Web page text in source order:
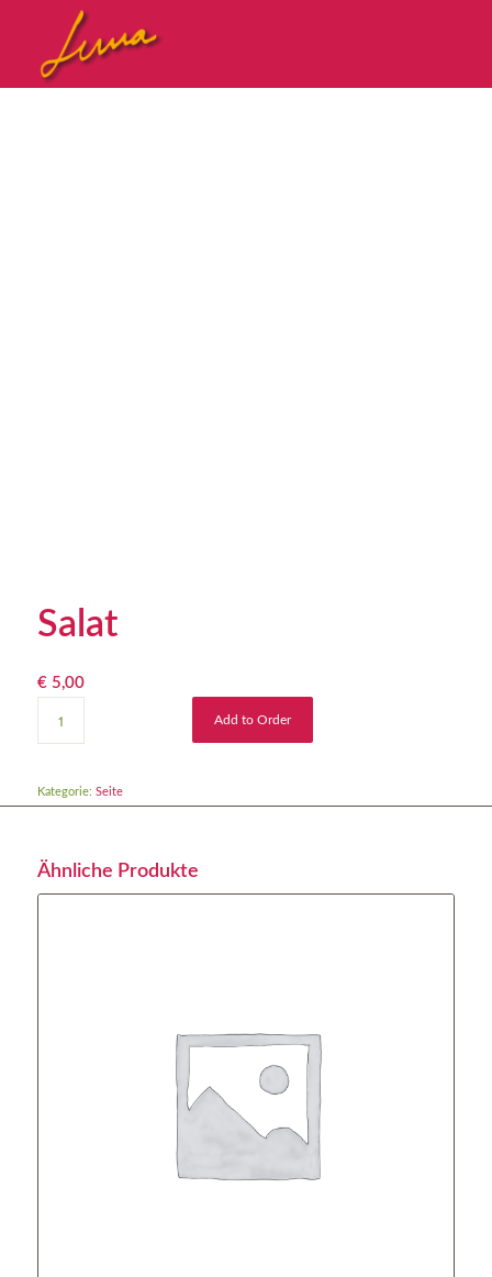
Salat
€5,00
Add to Order
Kategorie: Seite
Ähnliche Produkte